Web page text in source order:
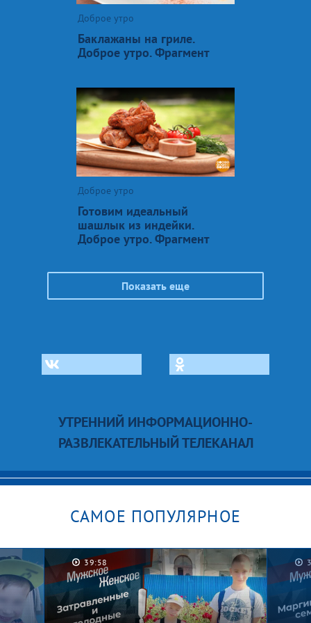
Доброе утро
Баклажаны на гриле.
Доброе утро. Фрагмент
Доброе утро
Готовим идеальный
шашлык из индейки.
Доброе утро. Фрагмент
Показать еще
УТРЕННИЙ ИНФОРМАЦИОННО-
РАЗВЛЕКАТЕЛЬНЫЙ ТЕЛЕКАНАЛ
САМОЕ ПОПУЛЯРНОЕ
39:58